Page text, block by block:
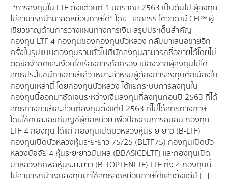
“การลงทุนใน LTF ตั้งแต่วันที่ 1 มกราคม 2563 เป็นต้นไป ผู้ลงทุน
ไม่สามารถนำมาลดหย่อนภาษีได้” โดย…เสกสรร โตวิวัฒน์ CFP® ผู้
เชี่ยวชาญด้านการวางแผนทางการเงิน สรุปประเด็นสำคัญ
กองทุน LTF 4 กองทุนของกองทุนบัวหลวง กลับมาเสนอขายอีก
ครั้งในรูปแบบกองทุนรวมทั่วไปที่นักลงทุนสามารถซื้อขายได้โดยไม่
ติดข้อจำกัดและเงื่อนไขเรื่องการถือครอง เนื่องจากผู้ลงทุนไม่ได้
สิทธิประโยชน์ทางภาษีแล้ว เหมาะสำหรับผู้ต้องการลงทุนต่อเนื่องใน
กองทุนเหล่านี้ โดยกองทุนบัวหลวง ได้แยกระบบการลงทุนใน
กองทุนนี้ออกมาชัดเจนระหว่างเงินลงทุนที่ลงทุนก่อนปี 2563 ที่ได้
สิทธิทางภาษีและส่วนที่ลงทุนตั้งแต่ปี 2563 ที่ไม่ได้สิทธิทางภาษี
โดยใช้คนละเลขที่บัญชีผู้ถือหน่วย เพื่อป้องกันการสับสน กองทุน
LTF 4 กองทุน ได้แก่ กองทุนเปิดบัวหลวงหุ้นระยะยาว (B-LTF)
กองทุนเปิดบัวหลวงหุ้นระยะยาว 75/25 (BLTF75) กองทุนเปิดบัว
หลวงปัจจัย 4 หุ้นระยะยาวปันผล (BBASICDLTF) และกองทุนเปิด
บัวหลวงทศพลหุ้นระยะยาว (B-TOPTENLTF) LTF ทั้ง 4 กองทุนนี้
ไม่สามารถนำเงินลงทุนมาใช้สิทธิลดหย่อนภาษีได้แล้วตั้งแต่ปี […]